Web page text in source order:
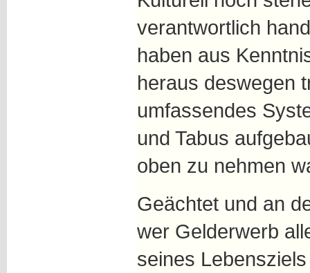
verantwortlich
haben aus
heraus deswegen
umfassendes
und Tabus
oben zu nehmen
Geächtet und an
wer Gelderwerb
seines